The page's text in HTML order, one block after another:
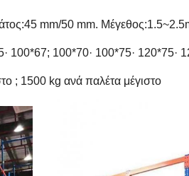
:45 mm/50 mm. Μέγεθος:
100*67; 100*70· 100*75· 120*75·
; 1500 kg ανά παλέτα μέγιστο